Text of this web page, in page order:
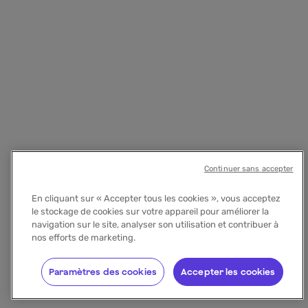
En cliquant sur « Accepter tous les cookies », vous acceptez
le stockage de cookies sur votre appareil pour améliorer la
navigation sur le site, analyser son utilisation et contribuer à
nos efforts de marketing.
Accepter les cookies
Paramètres des cookies
Continuer sans accepter